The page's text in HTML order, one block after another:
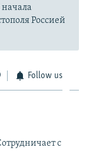
Россией
Follow us
с